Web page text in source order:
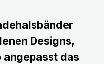
Designs,
angepasst das